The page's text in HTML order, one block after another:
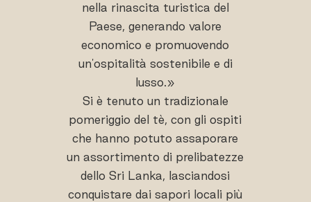
nella rinascita turistica del
Paese, generando valore
economico e promuovendo
un'ospitalità sostenibile e di
lusso.»
Si è tenuto un tradizionale
pomeriggio del tè, con gli ospiti
che hanno potuto assaporare
un assortimento di prelibatezze
dello Sri Lanka, lasciandosi
conquistare dai sapori locali più